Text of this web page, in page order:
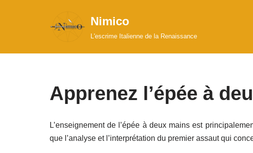
contenu
Nimico
L'escrime Italienne de la Renaissance
Apprenez l’épée à
L’enseignement de l’épée à deux mains est
que l’analyse et l’interprétation du premier assaut qui